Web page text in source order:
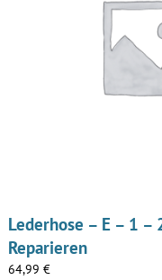
Lederhose – E – 1 –
Reparieren
64,99 €